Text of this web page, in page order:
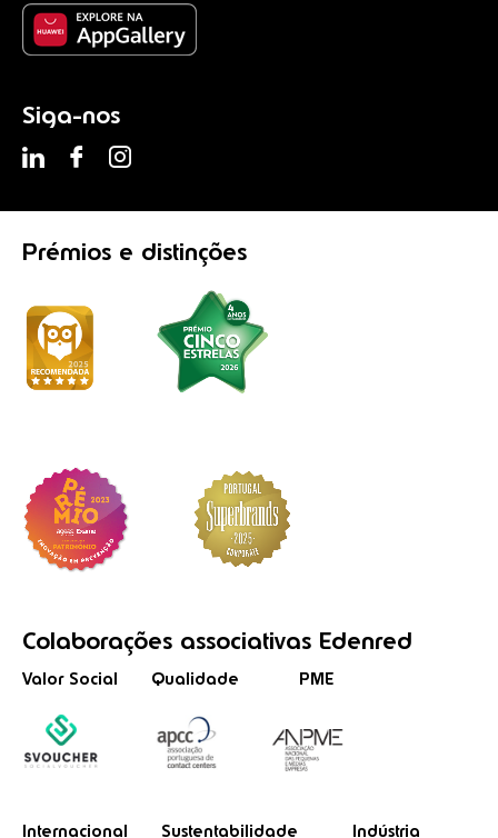
Siga-nos
Prémios e distinções
Colaborações associativas Edenred
Valor Social Qualidade PME
Internacional Sustentabilidade Indústria